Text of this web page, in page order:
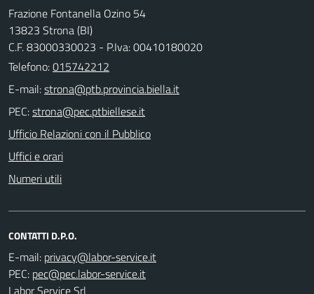
Frazione Fontanella Ozino 54
13823 Strona (BI)
C.F. 83000330023 - P.Iva: 00410180020
Telefono:015742212
E-mail:
PEC:
Ufficio Relazioni con il Pubblico
Uffici e orari
Numeri utili
CONTATTI D.P.O.
E-mail:
PEC:
Labor Service Srl